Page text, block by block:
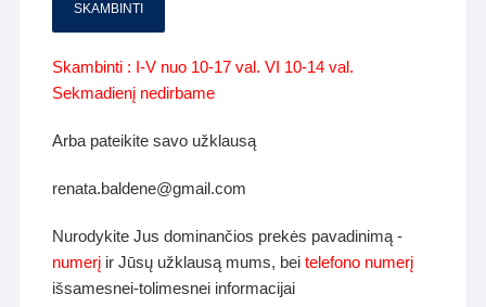
SKAMBINTI
Skambinti : I-V nuo 10-17 val. VI 10-14 val.
Sekmadienį nedirbame
Arba pateikite savo užklausą
renata.baldene@gmail.com
Nurodykite Jus dominančios prekės pavadinimą -
numerį ir Jūsų užklausą mums, beitelefono numerį
išsamesnei-tolimesnei informacijai